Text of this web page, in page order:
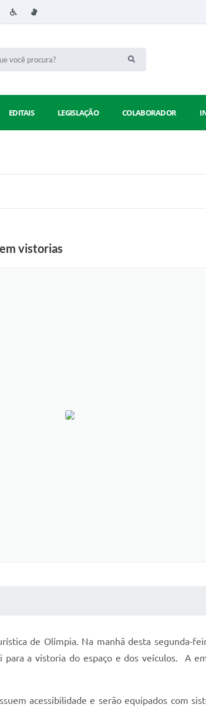
EDITAIS LEGISLAÇÃO COLABORADOR
vistorias
de Olímpia. Na manhã desta segunda-
a vistoria do espaço e dos veículos. A
acessibilidade e serão equipados com